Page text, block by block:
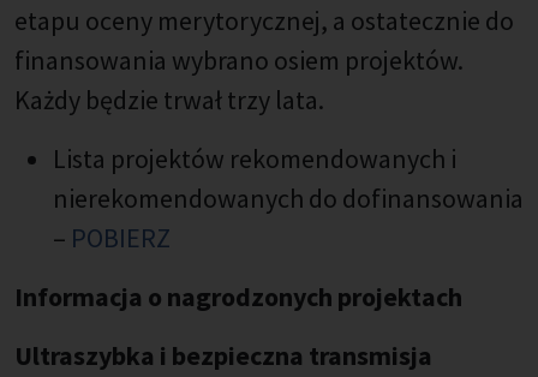
etapu oceny merytorycznej, a ostatecznie do
finansowania wybrano osiem projektów.
Każdy będzie trwał trzy lata.
Lista projektów rekomendowanych i
nierekomendowanych do dofinansowania
– POBIERZ
Informacja o nagrodzonych projektach
Ultraszybka i bezpieczna transmisja